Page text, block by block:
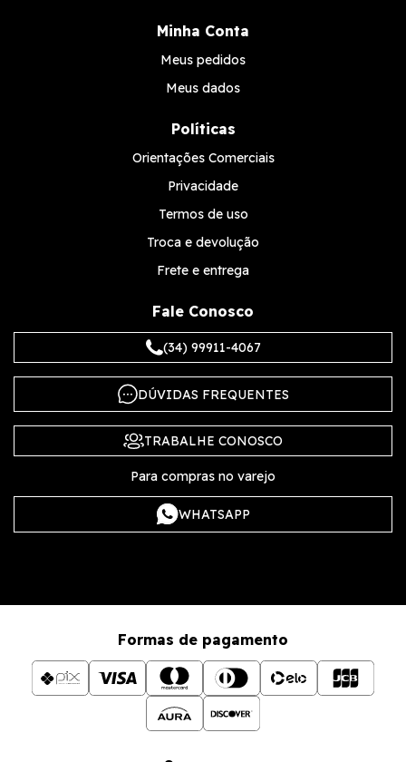
Minha Conta
Meus pedidos
Meus dados
Políticas
Orientações Comerciais
Privacidade
Termos de uso
Troca e devolução
Frete e entrega
Fale Conosco
(34) 99911-4067
DÚVIDAS FREQUENTES
TRABALHE CONOSCO
Para compras no varejo
WHATSAPP
Formas de pagamento